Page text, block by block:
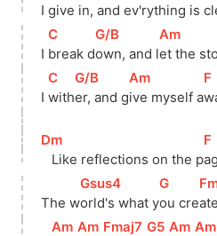
I give in, and ev'rything is cl
I
[
C
break d
[
G/B
own, and l
[
Am
et the
I
[
C
with
[
G/B
er, and g
[
Am
ive myself a
[F
[Dm
   Like reflections on the p
[F
The w
[
Gsus4
orld's what y
[
G
ou cre
[
[
Am ]
[
Am ][Fmaj7 ]
[
G5 ]
[
Am ]
[
Am